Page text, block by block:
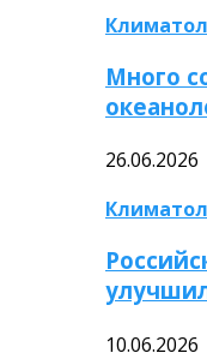
Много
26.06.2026
10.06.2026